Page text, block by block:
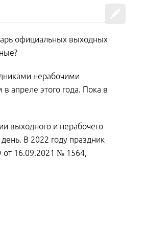
официальных выходных
нерабочими
апреле этого года. Пока в
выходного и нерабочего
В 2022 году праздник
от 16.09.2021 № 1564,